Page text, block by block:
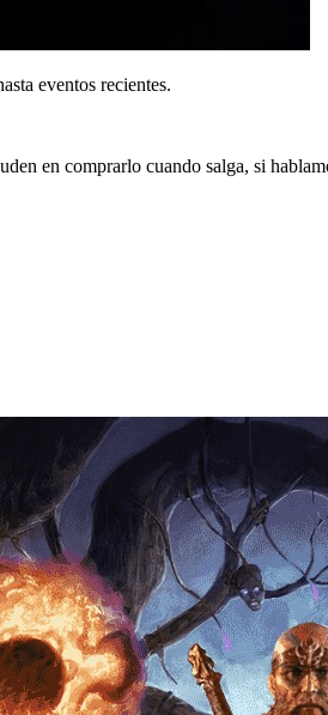
eventos recientes.
en comprarlo cuando salga, si